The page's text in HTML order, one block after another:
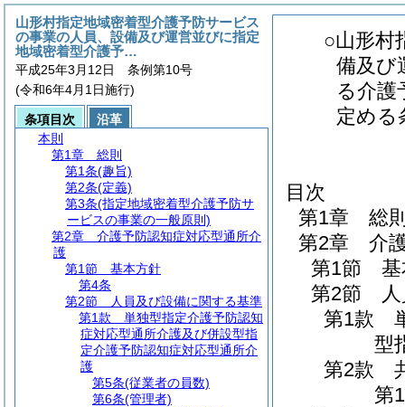
○山形村
備及び
る介護
定める
目次
第1章
総
第2章
介
第1節
第2節
第1款
型
第2款
第
山形村指定地域密着型介護予防サービス
の事業の人員、設備及び運営並びに指定
地域密着型介護予…
平成25年3月12日 条例第10号
(令和6年4月1日施行)
条項目次
沿革
本則
第1章
総則
第1条(趣旨)
第2条(定義)
第3条(指定地域密着型介護予防サ
ービスの事業の一般原則)
第2章
介護予防認知症対応型通所介
護
第1節
基本方針
第4条
第2節
人員及び設備に関する基準
第1款
単独型指定介護予防認知
症対応型通所介護及び併設型指
定介護予防認知症対応型通所介
護
第5条(従業者の員数)
第6条(管理者)